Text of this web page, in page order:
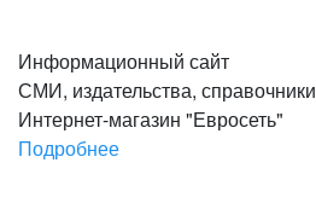
Информационный сайт
СМИ, издательства, справочники
Интернет-магазин "Евросеть"
Подробнее